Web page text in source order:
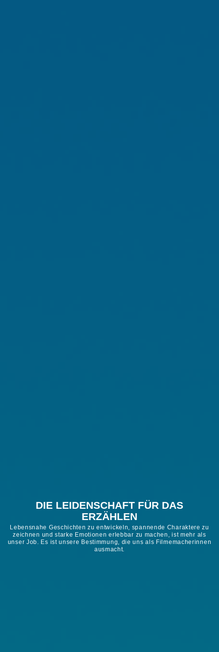
DIE LEIDENSCHAFT FÜR DAS
ERZÄHLEN
Lebensnahe Geschichten zu entwickeln, spannende Charaktere zu
zeichnen und starke Emotionen erlebbar zu machen, ist mehr als
unser Job. Es ist unsere Bestimmung, die uns als Filmemacherinnen
ausmacht.